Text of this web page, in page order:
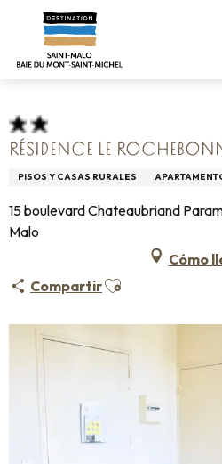
contenu
Home Pro & Prensa
Clasificación & etiquetas
Alojamiento turístico amueblado
Résidence Le Rochebonne - Appt
RÉSIDENCE LE
PISOS Y CASAS RURALES
15 boulevard Chateaubriand
Malo
Cómo
CompartirAjouter aux favoris